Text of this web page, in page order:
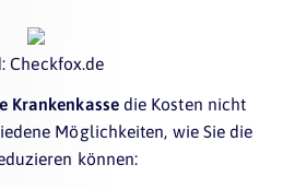
Checkfox.de
Krankenkassedie Kosten nicht
Möglichkeiten, wie Sie die
können: